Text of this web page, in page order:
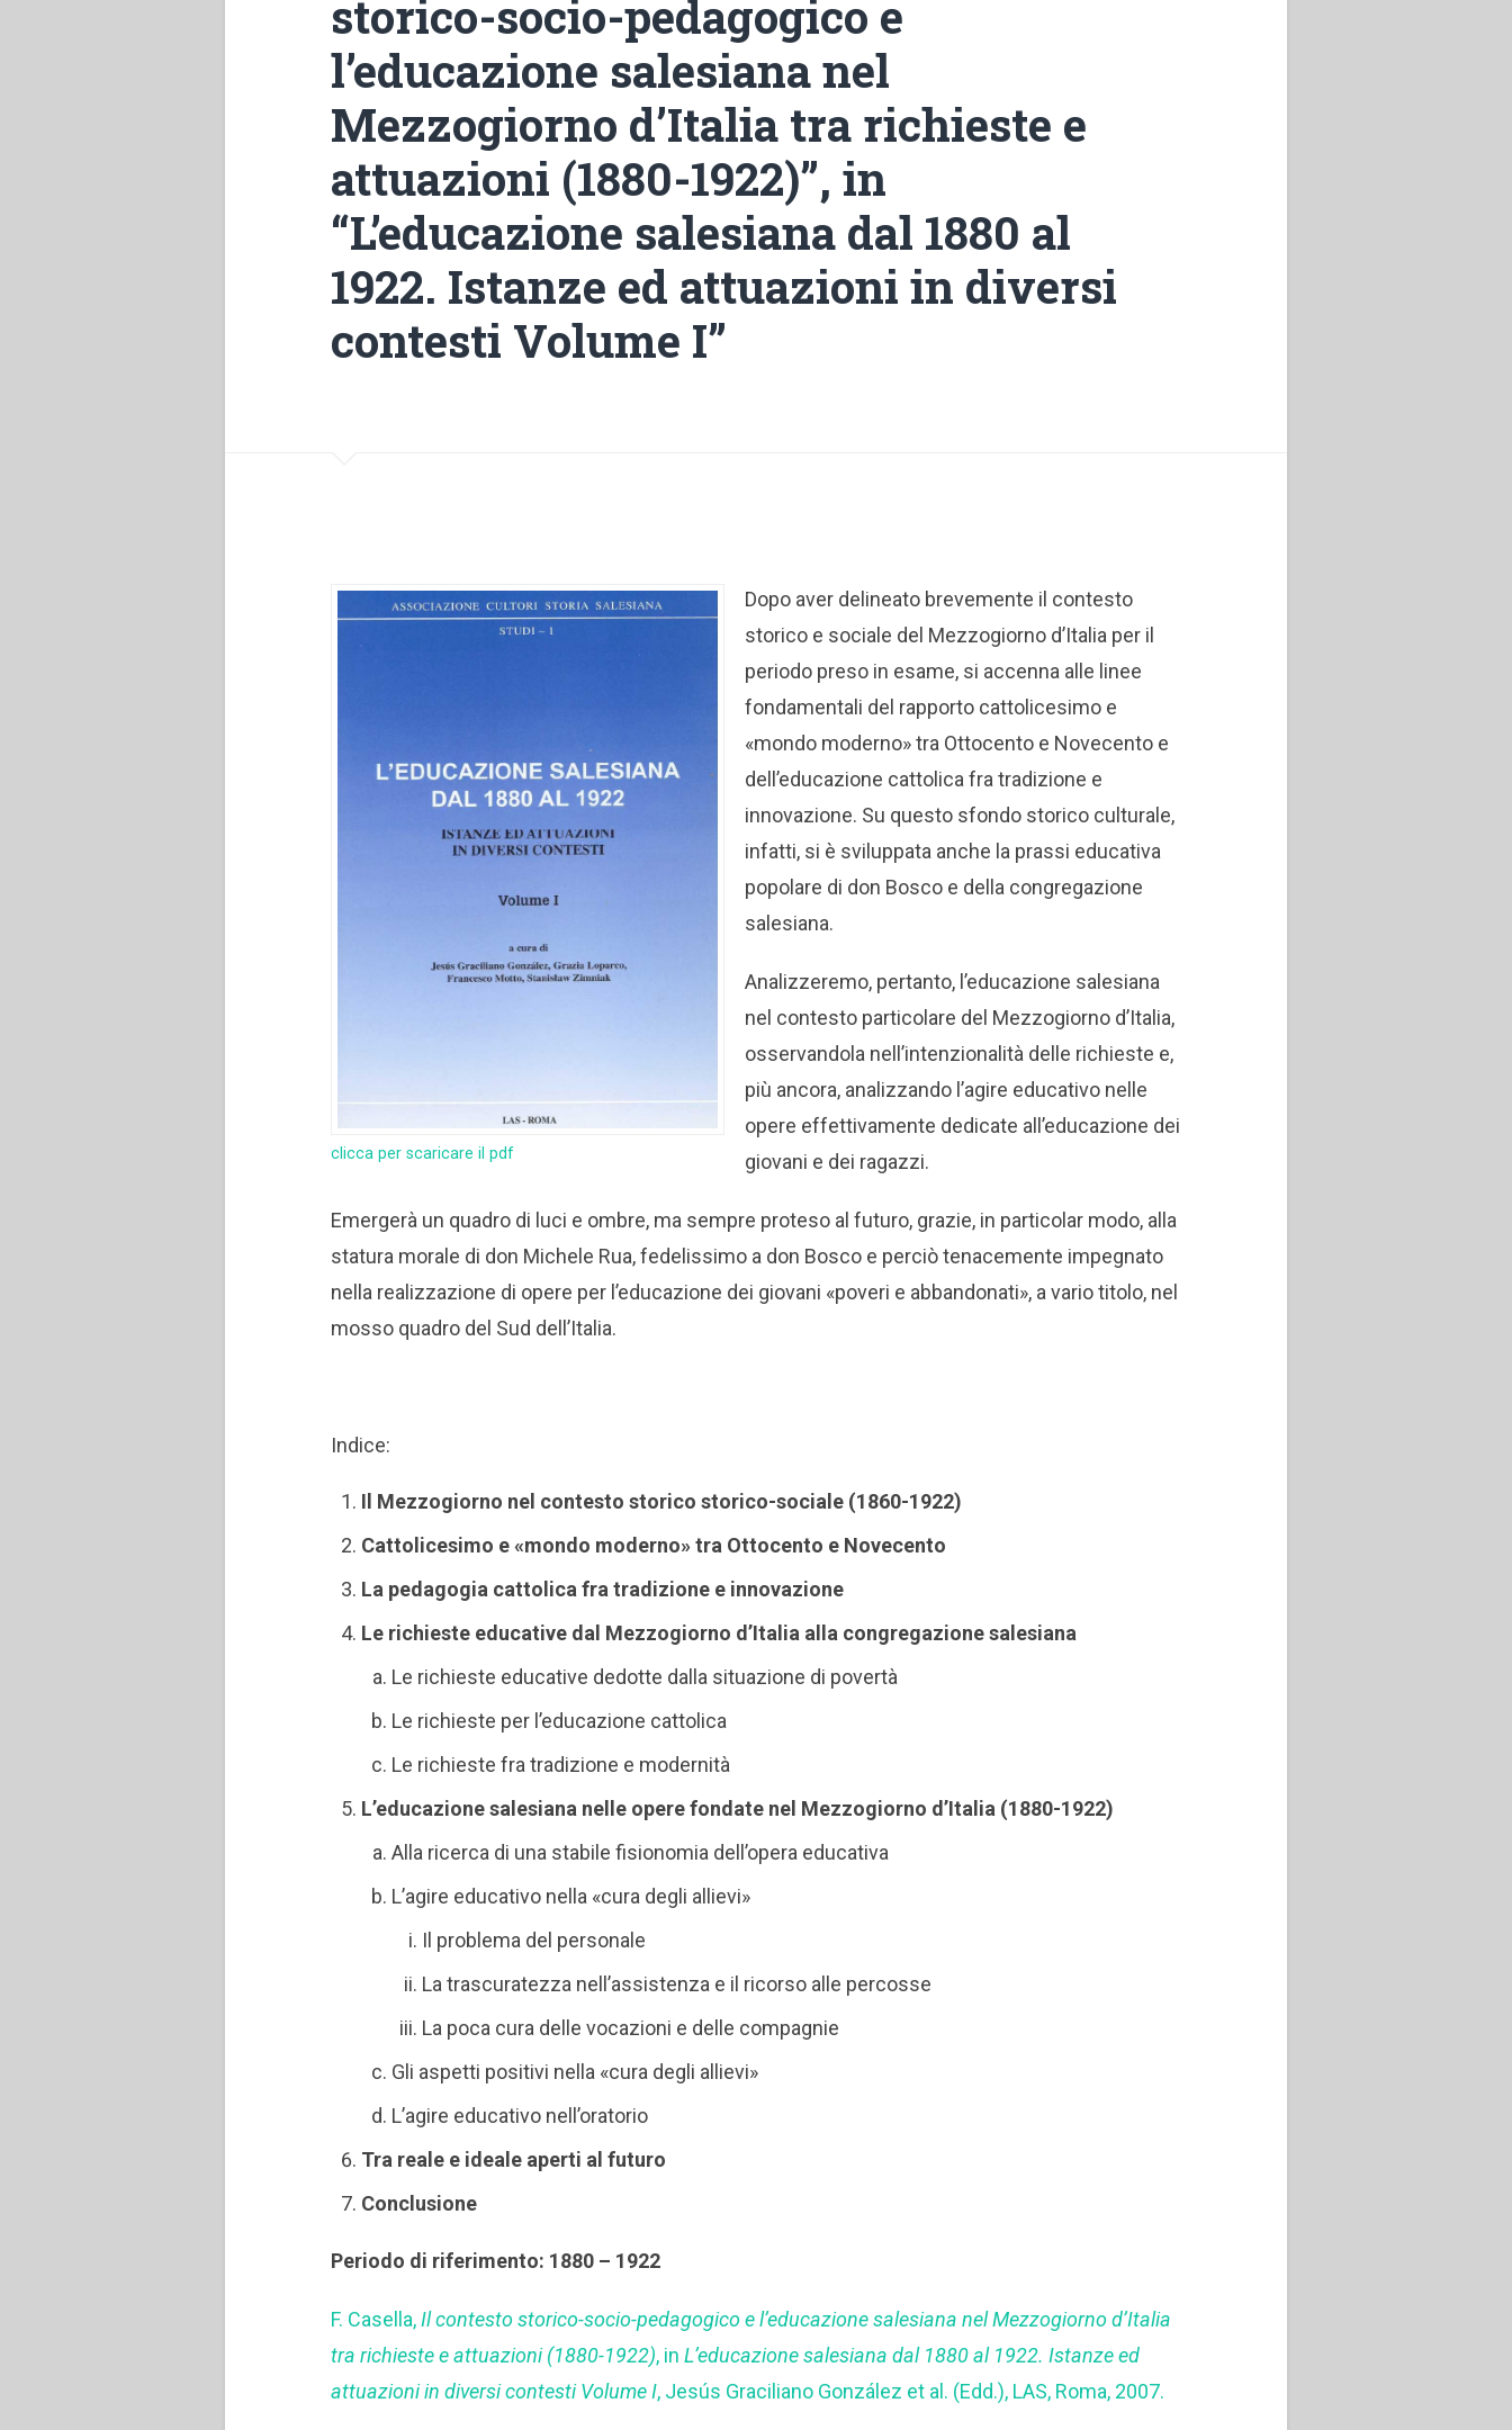
storico-socio-pedagogico e
l’educazione salesiana nel
Mezzogiorno d’Italia tra richieste e
attuazioni (1880-1922)”, in
“L’educazione salesiana dal 1880 al
1922. Istanze ed attuazioni in diversi
contesti Volume I”
clicca per scaricare il pdf
Dopo aver delineato brevemente il contesto
storico e sociale del Mezzogiorno d’Italia per il
periodo preso in esame, si accenna alle linee
fondamentali del rapporto cattolicesimo e
«mondo moderno» tra Ottocento e Novecento e
dell’educazione cattolica fra tradizione e
innovazione. Su questo sfondo storico culturale,
infatti, si è sviluppata anche la prassi educativa
popolare di don Bosco e della congregazione
salesiana.
Analizzeremo, pertanto, l’educazione salesiana
nel contesto particolare del Mezzogiorno d’Italia,
osservandola nell’intenzionalità delle richieste e,
più ancora, analizzando l’agire educativo nelle
opere effettivamente dedicate all’educazione dei
giovani e dei ragazzi.
Emergerà un quadro di luci e ombre, ma sempre proteso al futuro, grazie, in particolar modo, alla
statura morale di don Michele Rua, fedelissimo a don Bosco e perciò tenacemente impegnato
nella realizzazione di opere per l’educazione dei giovani «poveri e abbandonati», a vario titolo, nel
mosso quadro del Sud dell’Italia.
Indice:
Il Mezzogiorno nel contesto storico storico-sociale (1860-1922)
Cattolicesimo e «mondo moderno» tra Ottocento e Novecento
La pedagogia cattolica fra tradizione e innovazione
Le richieste educative dal Mezzogiorno d’Italia alla congregazione salesiana
Le richieste educative dedotte dalla situazione di povertà
Le richieste per l’educazione cattolica
Le richieste fra tradizione e modernità
L’educazione salesiana nelle opere fondate nel Mezzogiorno d’Italia (1880-1922)
Alla ricerca di una stabile fisionomia dell’opera educativa
L’agire educativo nella «cura degli allievi»
Il problema del personale
La trascuratezza nell’assistenza e il ricorso alle percosse
La poca cura delle vocazioni e delle compagnie
Gli aspetti positivi nella «cura degli allievi»
L’agire educativo nell’oratorio
Tra reale e ideale aperti al futuro
Conclusione
Periodo di riferimento: 1880 – 1922
F. Casella,Il contesto storico-socio-pedagogico e l’educazione salesiana nel Mezzogiorno d’Italia
tra richieste e attuazioni (1880-1922), inL’educazione salesiana dal 1880 al 1922. Istanze ed
attuazioni in diversi contesti Volume I, Jesús Graciliano González et al. (Edd.), LAS, Roma, 2007.